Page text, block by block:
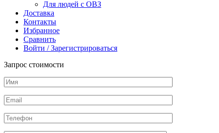
Для людей с ОВЗ
Доставка
Контакты
Избранное
Сравнить
Войти / Зарегистрироваться
Запрос стоимости